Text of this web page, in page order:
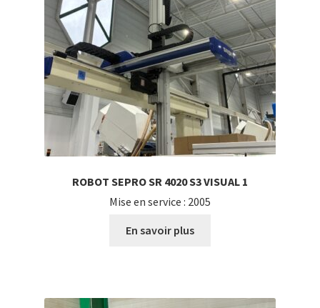
ROBOT SEPRO SR 4020 S3 VISUAL 1
Mise en service : 2005
En savoir plus